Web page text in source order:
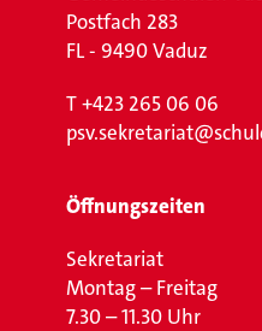
Postfach 283
FL - 9490 Vaduz
T+423 265 06 06
Öffnungszeiten
Sekretariat
Montag – Freitag
7.30 – 11.30 Uhr